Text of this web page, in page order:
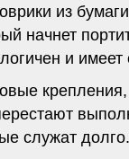
из
начнет
и
служат